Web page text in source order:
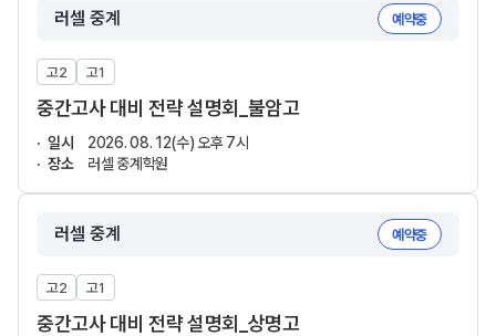
러셀 중계 예약중
고2 고1
중간고사 대비 전략 설명회_불암고
일시
2026. 08. 12(수) 오후 7시
장소
러셀 중계학원
러셀 중계 예약중
고2 고1
중간고사 대비 전략 설명회_상명고